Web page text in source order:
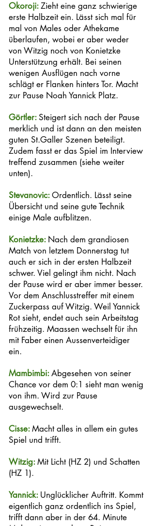
Okoroji: Zieht eine ganz schwierige
erste Halbzeit ein. Lässt sich mal für
mal von Males oder Athekame
überlaufen, wobei er aber weder
von Witzig noch von Konietzke
Unterstützung erhält. Bei seinen
wenigen Ausflügen nach vorne
schlägt er Flanken hinters Tor. Macht
zur Pause Noah Yannick Platz.
Görtler: Steigert sich nach der Pause
merklich und ist dann an den meisten
guten St.Galler Szenen beteiligt.
Zudem fasst er das Spiel im Interview
treffend zusammen (siehe weiter
unten).
Stevanovic: Ordentlich. Lässt seine
Übersicht und seine gute Technik
einige Male aufblitzen.
Konietzke: Nach dem grandiosen
Match von letztem Donnerstag tut
auch er sich in der ersten Halbzeit
schwer. Viel gelingt ihm nicht. Nach
der Pause wird er aber immer besser.
Vor dem Anschlusstreffer mit einem
Zuckerpass auf Witzig. Weil Yannick
Rot sieht, endet auch sein Arbeitstag
frühzeitig. Maassen wechselt für ihn
mit Faber einen Aussenverteidiger
ein.
Mambimbi: Abgesehen von seiner
Chance vor dem 0:1 sieht man wenig
von ihm. Wird zur Pause
ausgewechselt.
Cisse: Macht alles in allem ein gutes
Spiel und trifft.
Witzig: Mit Licht (HZ 2) und Schatten
(HZ 1).
Yannick: Unglücklicher Auftritt. Kommt
eigentlich ganz ordentlich ins Spiel,
trifft dann aber in der 64. Minute